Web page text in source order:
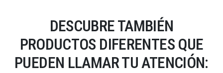
DESCUBRE TAMBIÉN
PRODUCTOS DIFERENTES QUE
PUEDEN LLAMAR TU ATENCIÓN: